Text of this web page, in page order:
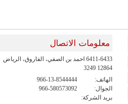
معلومات الاتصال
6411-6433 احمد بن الصفي، الفاروق، الرياض
12864 3249
الهاتف:
966-13-8544444
الجوال:
966-580573092
بريد الشركة: